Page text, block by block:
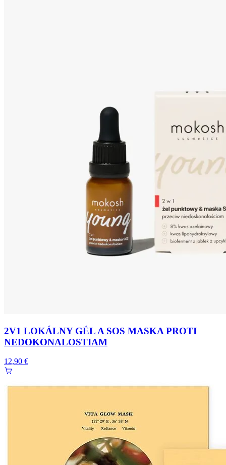
2V1 LOKÁLNY GÉL A SOS MASKA PROTI
NEDOKONALOSTIAM
12,90 €